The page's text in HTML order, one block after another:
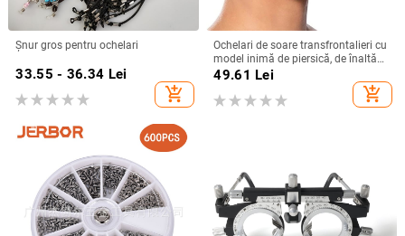
Șnur gros pentru ochelari
33.55 - 36.34 Lei
add_shopping_cart
Ochelari de soare transfrontalieri cu
model inimă de piersică, de înaltă
calitate, cu aspect de podium, de
nișă, de lux, cu stras, pentru femei,
accesorii de modă cu diamante
49.61 Lei
add_shopping_cart